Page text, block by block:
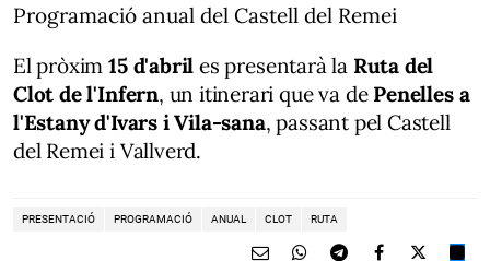
Programació anual del Castell del Remei
El pròxim15 d'abriles presentarà la Ruta del
Clot de l'Infern, un itinerari que va de Penelles a
l'Estany d'Ivars i Vila-sana, passant pel Castell
del Remei i Vallverd.
PRESENTACIÓ PROGRAMACIÓ ANUAL CLOT RUTA